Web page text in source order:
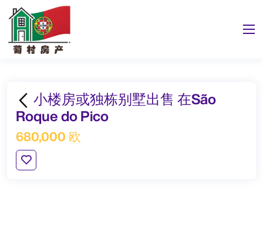
小楼房或独栋别墅出售 在São
Roque do Pico
680,000 欧